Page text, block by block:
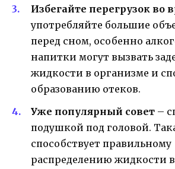
Избегайте перегрузок во
употребляйте большие
перед сном, особенно
напитки могут вызвать
жидкости в организме и
образованию отеков.
Уже популярный совет –
подушкой под головой.
способствует правильному
распределению жидкости